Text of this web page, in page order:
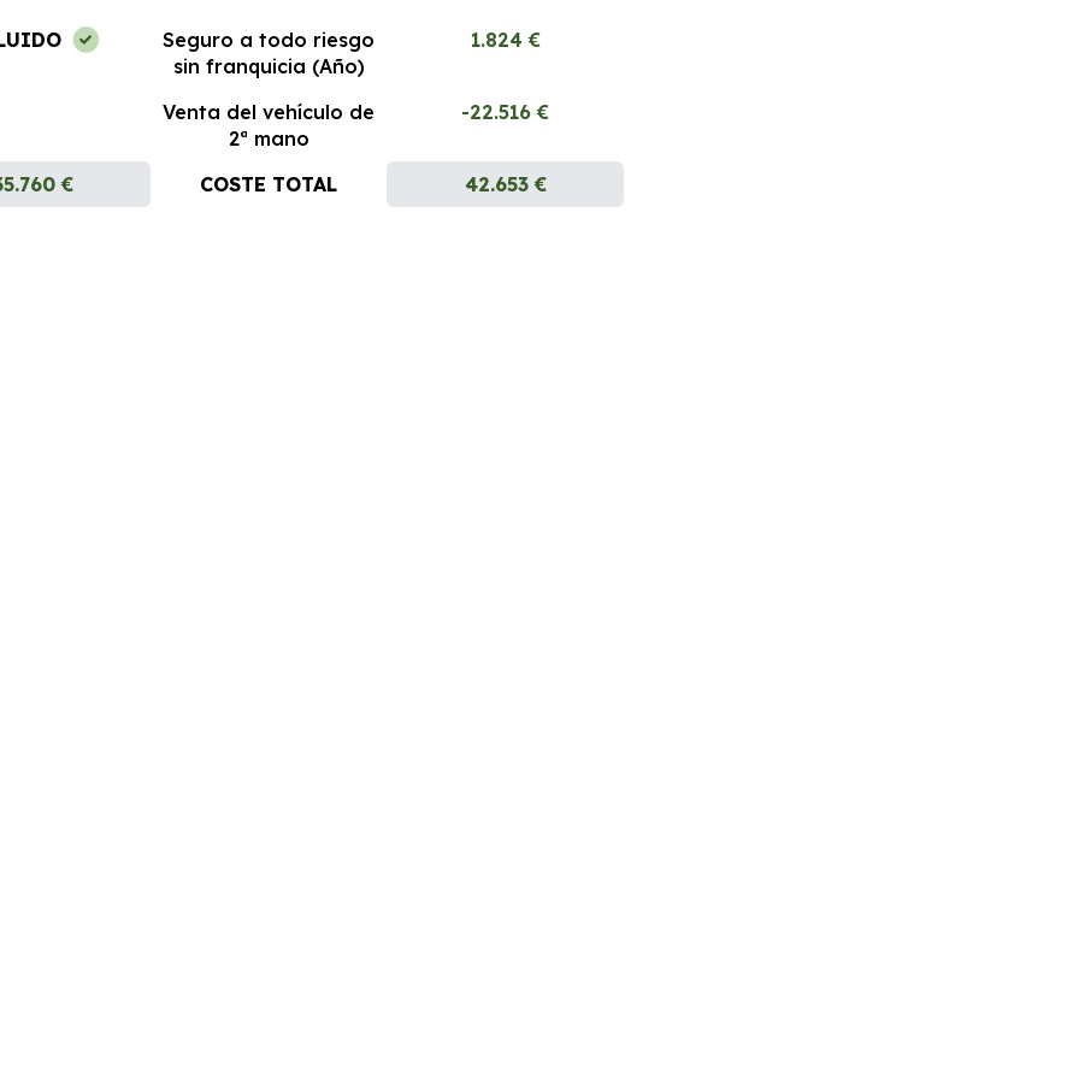
Seguro a todo riesgo
sin franquicia (Año)
1.824 €
Venta del vehículo de
2ª mano
-22.516 €
€ COSTE TOTAL 42.653 €